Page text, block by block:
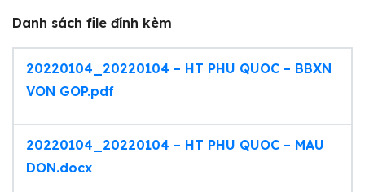
Danh sách file đính kèm
20220104_20220104 – HT PHU QUOC – BBXN
VON GOP.pdf
20220104_20220104 – HT PHU QUOC – MAU
DON.docx